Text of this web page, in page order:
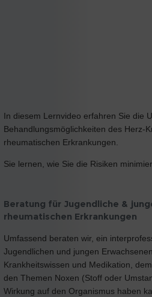
In diesem Lernvideo erfahren Sie die
Behandlungsmöglichkeiten des Herz-
rheumatischen Erkrankungen.
Sie lernen, wie Sie die Risiken
Beratung für Jugendliche &
rheumatischen Erkrankungen
Umfassend beraten wir, ein
Jugendlichen und jungen
Krankheitswissen und Medikation,
den Themen Noxen (Stoff oder
Wirkung auf den Organismus haben